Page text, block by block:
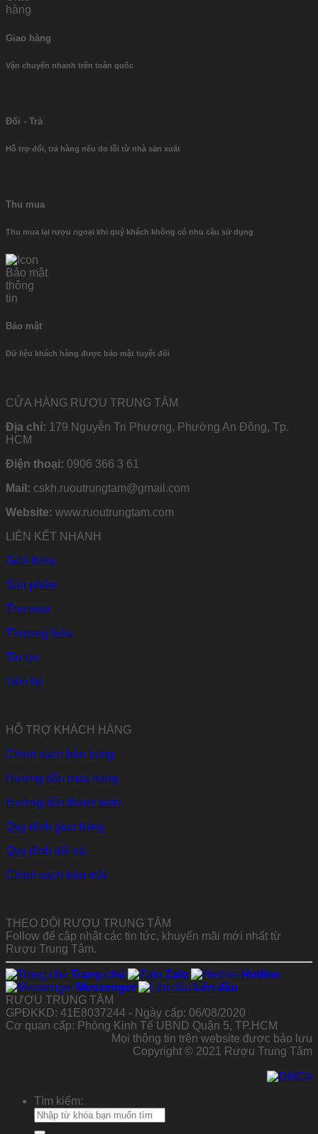
Giao hàng
Vận chuyển nhanh trên toàn quốc
Đổi - Trả
Hỗ trợ đổi, trả hàng nếu do lỗi từ nhà sản xuất
Thu mua
Thu mua lại rượu ngoại khi quý khách không có nhu cầu sử dụng
Bảo mật
Dữ liệu khách hàng được bảo mật tuyệt đối
CỬA HÀNG RƯỢU TRUNG TÂM
Địa chỉ: 179 Nguyễn Tri Phương, Phường An Đông, Tp.
HCM
Điện thoại: 0906 366 3 61
Mail: cskh.ruoutrungtam@gmail.com
Website: www.ruoutrungtam.com
LIÊN KẾT NHANH
Giới thiệu
Sản phẩm
Thu mua
Thương hiệu
Tin tức
Liên hệ
HỖ TRỢ KHÁCH HÀNG
Chính sách bán hàng
Hướng dẫn mua hàng
Hướng dẫn thanh toán
Quy định giao hàng
Quy định đổi trả
Chính sách bảo mật
THEO DÕI RƯỢU TRUNG TÂM
Follow để cập nhật các tin tức, khuyến mãi mới nhất từ
Rượu Trung Tâm.
Trang chủ Zalo
Hotline
Messenger
Lên đầu
RƯỢU TRUNG TÂM
GPĐKKD: 41E8037244 - Ngày cấp: 06/08/2020
Cơ quan cấp: Phòng Kinh Tế UBND Quận 5, TP.HCM
Mọi thông tin trên website được bảo lưu
Copyright © 2021 Rượu Trung Tâm
Tìm kiếm: